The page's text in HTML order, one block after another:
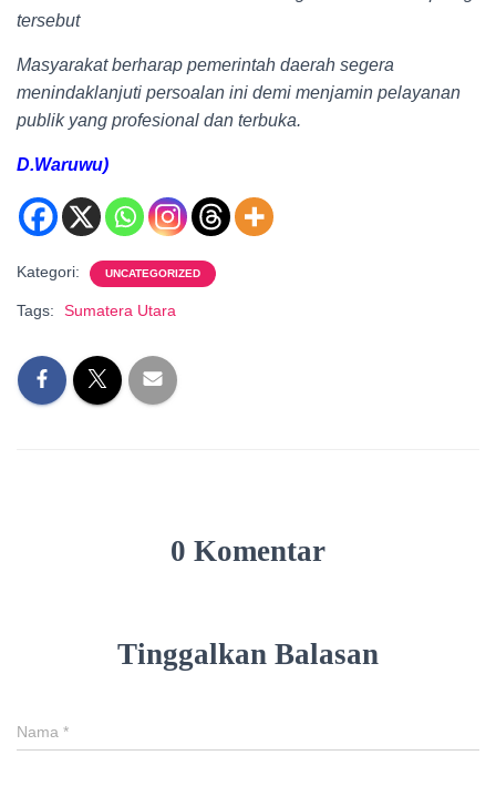
tersebut
Masyarakat berharap pemerintah daerah segera
menindaklanjuti persoalan ini demi menjamin pelayanan
publik yang profesional dan terbuka.
D.Waruwu)
Kategori: UNCATEGORIZED
Tags: Sumatera Utara
0 Komentar
Tinggalkan Balasan
Nama *